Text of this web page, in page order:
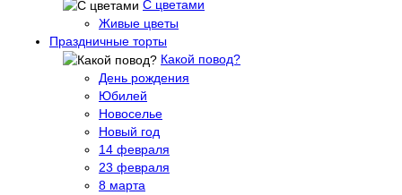
С цветами
Живые цветы
Праздничные торты
Какой повод?
День рождения
Юбилей
Новоселье
Новый год
14 февраля
23 февраля
8 марта